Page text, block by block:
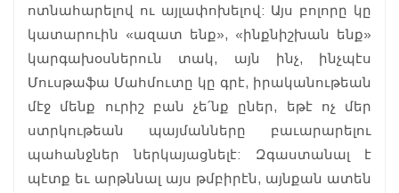
ոտնահարելով ու այլափոխելով: Այս բոլորը կը
կատարուին «ազատ ենք», «ինքնիշխան ենք»
կարգախօսներուն տակ, այն ինչ, ինչպէս
Մուսթաֆա Մահմուտը կը գրէ, իրականութեան
մէջ մենք ուրիշ բան չե՛նք ըներ, եթէ ոչ մեր
ստրկութեան պայմանները բաւարարելու
պահանջներ ներկայացնելէ: Զգաստանալ է
պէտք եւ արթննալ այս թմբիրէն, այնքան ատեն